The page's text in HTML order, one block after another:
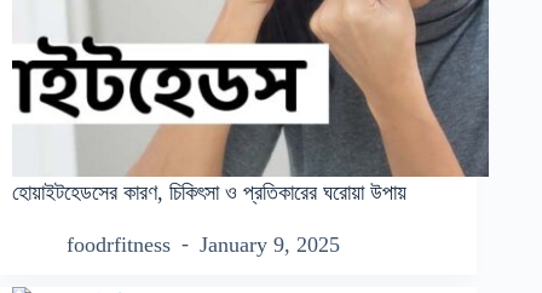
হোয়াইটহেডসের কারণ, চিকিৎসা ও প্রতিকারের ঘরোয়া উপায়
foodrfitness January 9, 2025